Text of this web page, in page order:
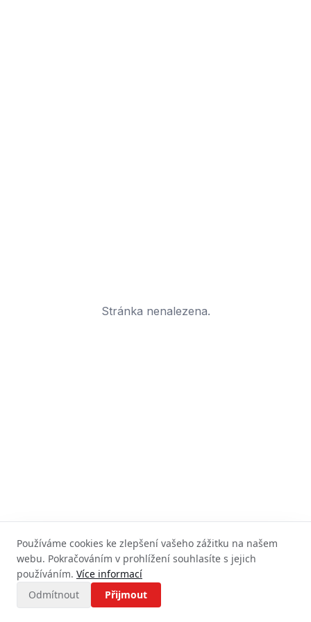
Stránka nenalezena.
Používáme cookies ke zlepšení vašeho zážitku na našem
webu. Pokračováním v prohlížení souhlasíte s jejich
používáním. Více informací
Odmítnout
Přijmout